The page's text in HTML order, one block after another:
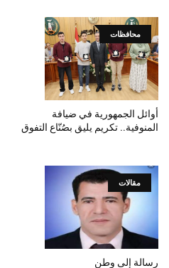
محافظات
أوائل الجمهورية في ضيافة
المنوفية.. تكريم يليق بصُنّاع التفوق
مقالات
رسالة إلى وطن